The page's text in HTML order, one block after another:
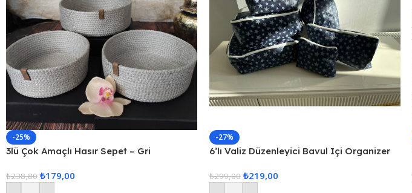
-25%
3lü Çok Amaçlı Hasır Sepet – Gri
₺238,80 ₺179,00
-27%
6’lı Valiz Düzenleyici Bavul Içi Organizer
₺299,00 ₺219,00